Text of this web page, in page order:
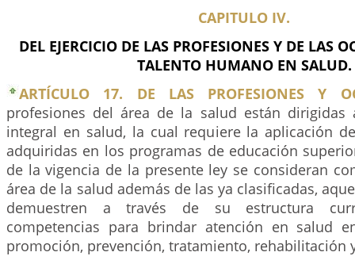
CAPITULO IV.
DEL EJERCICIO DE LAS PROFESIONES Y DE LAS
TALENTO HUMANO EN SALUD.
ARTÍCULO 17. DE LAS PROFESIONES Y
profesiones del área de la salud están dirigidas
integral en salud, la cual requiere la aplicación
adquiridas en los programas de educación
de la vigencia de la presente ley se consideran
área de la salud además de las ya clasificadas,
demuestren a través de su estructura
competencias para brindar atención en salud
promoción, prevención, tratamiento, rehabilitación